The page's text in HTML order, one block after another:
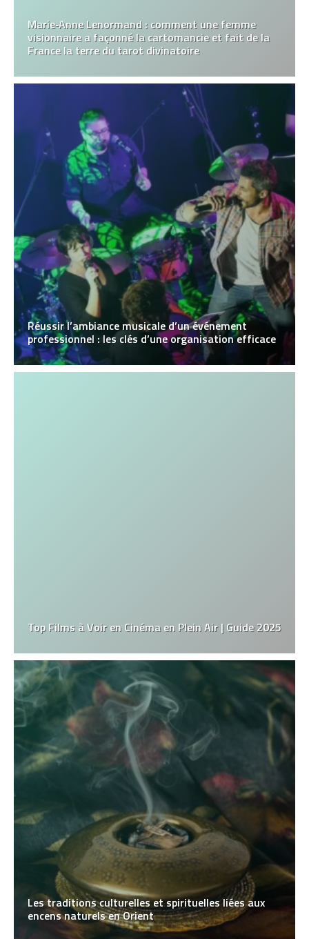
Marie‑Anne Lenormand : comment une femme
visionnaire a façonné la cartomancie et fait de la
France la terre du tarot divinatoire
Réussir l’ambiance musicale d’un événement
professionnel : les clés d’une organisation efficace
Top Films à Voir en Cinéma en Plein Air | Guide 2025
Les traditions culturelles et spirituelles liées aux
encens naturels en Orient